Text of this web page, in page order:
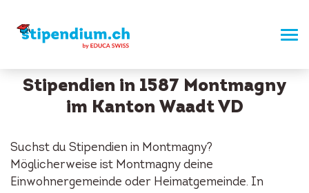
Stipendien in 1587 Montmagny
im Kanton Waadt VD
Suchst du Stipendien in Montmagny?
Möglicherweise ist Montmagny deine
Einwohnergemeinde oder Heimatgemeinde. In